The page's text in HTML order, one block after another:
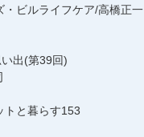
・ビルライフケア/高橋正一
出(第39回)
トと暮らす153